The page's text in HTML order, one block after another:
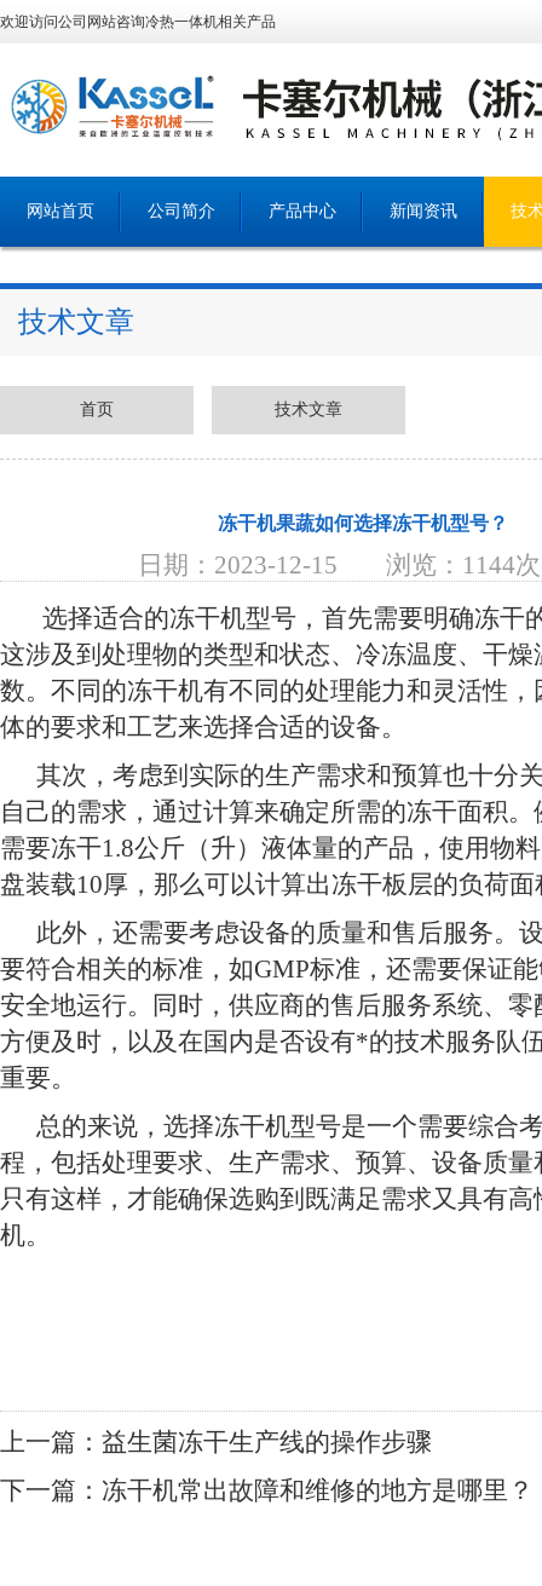
欢迎访问公司网站咨询冷热一体机相关产品
网站首页 公司简介 产品中心 新闻资讯 技
技术文章
首页 技术文章
冻干机果蔬如何选择冻干机型号？
日期：2023-12-15
浏览：1144次
选择适合的冻干机型号，首先需要明确冻干
这涉及到处理物的类型和状态、冷冻温度、干
数。不同的冻干机有不同的处理能力和灵活性
体的要求和工艺来选择合适的设备。
其次，考虑到实际的生产需求和预算也十分
自己的需求，通过计算来确定所需的冻干面积
需要冻干1.8公斤（升）液体量的产品，使用物
盘装载10厚，那么可以计算出冻干板层的负荷面
此外，还需要考虑设备的质量和售后服务。
要符合相关的标准，如GMP标准，还需要保证
安全地运行。同时，供应商的售后服务系统、
方便及时，以及在国内是否设有*的技术服务队
重要。
总的来说，选择冻干机型号是一个需要综合
程，包括处理要求、生产需求、预算、设备质
只有这样，才能确保选购到既满足需求又具有
机。
上一篇： 益生菌冻干生产线的操作步骤
下一篇： 冻干机常出故障和维修的地方是哪里？